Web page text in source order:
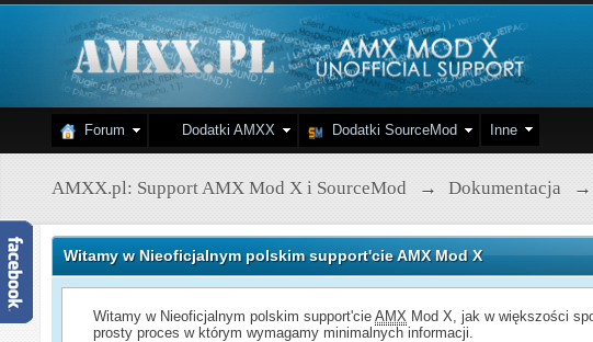
Forum Dodatki AMXX Dodatki SourceMod Inne
AMXX.pl: Support AMX Mod X i SourceMod → Dokumentacja →
Witamy w Nieoficjalnym polskim support'cie AMX Mod X
Witamy w Nieoficjalnym polskim support'cieAMX Mod X, jak w większości
prosty proces w którym wymagamy minimalnych informacji.